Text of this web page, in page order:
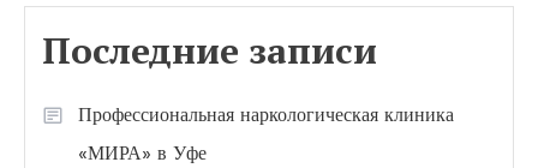
Последние записи
Профессиональная наркологическая клиника
«МИРА» в Уфе